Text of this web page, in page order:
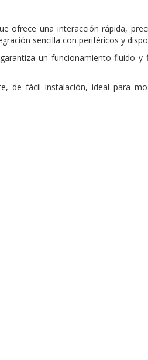
ofrece una interacción rápida,
sencilla con periféricos y
un funcionamiento fluido y
de fácil instalación, ideal para